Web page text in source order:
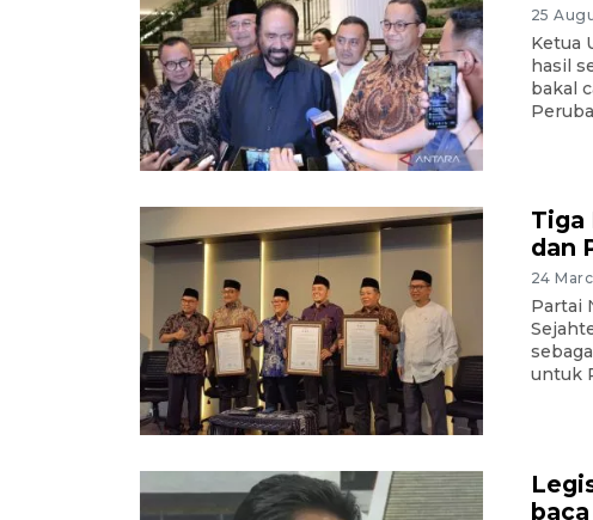
25
Ketua
hasil
bakal
Tiga
dan
24
Partai
untuk